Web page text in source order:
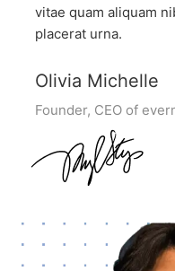
vitae quam aliquam
placerat urna.
Olivia Michelle
Founder, CEO of